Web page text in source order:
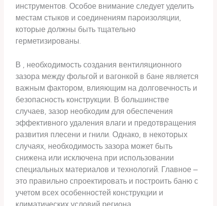
инструментов. Особое внимание следует уделить
местам стыков и соединениям пароизоляции,
которые должны быть тщательно
герметизированы.
В , необходимость создания вентиляционного
зазора между фольгой и вагонкой в бане является
важным фактором, влияющим на долговечность и
безопасность конструкции. В большинстве
случаев, зазор необходим для обеспечения
эффективного удаления влаги и предотвращения
развития плесени и гнили. Однако, в некоторых
случаях, необходимость зазора может быть
снижена или исключена при использовании
специальных материалов и технологий. Главное –
это правильно спроектировать и построить баню с
учетом всех особенностей конструкции и